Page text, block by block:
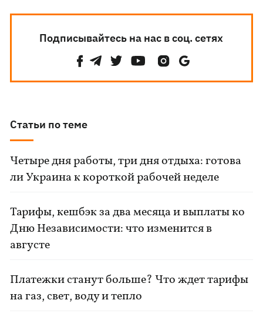
Подписывайтесь на нас в соц. сетях
Статьи по теме
Четыре дня работы, три дня отдыха: готова
ли Украина к короткой рабочей неделе
Тарифы, кешбэк за два месяца и выплаты ко
Дню Независимости: что изменится в
августе
Платежки станут больше? Что ждет тарифы
на газ, свет, воду и тепло